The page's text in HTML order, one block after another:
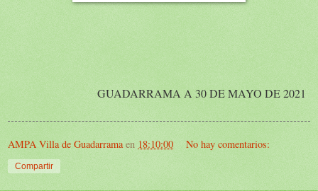
GUADARRAMA A 30 DE MAYO DE 2021
AMPA Villa de Guadarrama en 18:10:00 No hay comentarios:
Compartir